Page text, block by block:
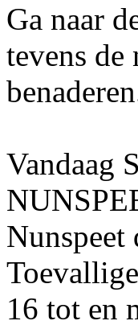
Ga naar
tevens de
Vandaag
Nunspeet
16 tot en